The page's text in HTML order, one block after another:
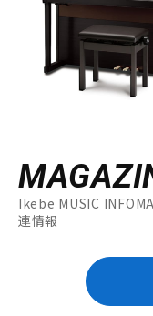
Ikebe MUSIC
連情報